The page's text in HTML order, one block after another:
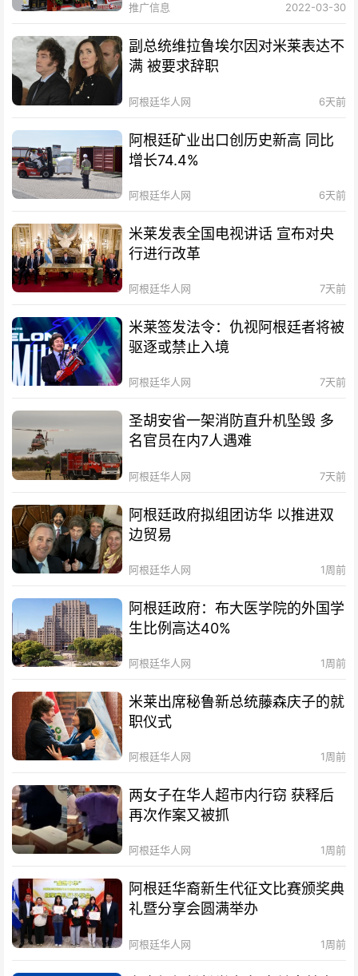
推广信息 2022-03-30
副总统维拉鲁埃尔因对米莱表达不
满 被要求辞职
阿根廷华人网 6天前
阿根廷矿业出口创历史新高 同比
增长74.4%
阿根廷华人网 6天前
米莱发表全国电视讲话 宣布对央
行进行改革
阿根廷华人网 7天前
米莱签发法令：仇视阿根廷者将被
驱逐或禁止入境
阿根廷华人网 7天前
圣胡安省一架消防直升机坠毁 多
名官员在内7人遇难
阿根廷华人网 7天前
阿根廷政府拟组团访华 以推进双
边贸易
阿根廷华人网 1周前
阿根廷政府：布大医学院的外国学
生比例高达40%
阿根廷华人网 1周前
米莱出席秘鲁新总统藤森庆子的就
职仪式
阿根廷华人网 1周前
两女子在华人超市内行窃 获释后
再次作案又被抓
阿根廷华人网 1周前
阿根廷华裔新生代征文比赛颁奖典
礼暨分享会圆满举办
阿根廷华人网 1周前